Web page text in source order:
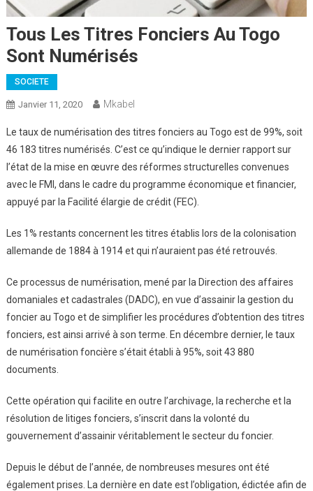
Tous Les Titres Fonciers Au Togo
Sont Numérisés
SOCIETE
Janvier 11, 2020 Mkabel
Le taux de numérisation des titres fonciers au Togo est de 99%, soit
46 183 titres numérisés. C’est ce qu’indique le dernier rapport sur
l’état de la mise en œuvre des réformes structurelles convenues
avec le FMI, dans le cadre du programme économique et financier,
appuyé par la Facilité élargie de crédit (FEC).
Les 1% restants concernent les titres établis lors de la colonisation
allemande de 1884 à 1914 et qui n’auraient pas été retrouvés.
Ce processus de numérisation, mené par la Direction des affaires
domaniales et cadastrales (DADC), en vue d’assainir la gestion du
foncier au Togo et de simplifier les procédures d’obtention des titres
fonciers, est ainsi arrivé à son terme. En décembre dernier, le taux
de numérisation foncière s’était établi à 95%, soit 43 880
documents.
Cette opération qui facilite en outre l’archivage, la recherche et la
résolution de litiges fonciers, s’inscrit dans la volonté du
gouvernement d’assainir véritablement le secteur du foncier.
Depuis le début de l’année, de nombreuses mesures ont été
également prises. La dernière en date est l’obligation, édictée afin de